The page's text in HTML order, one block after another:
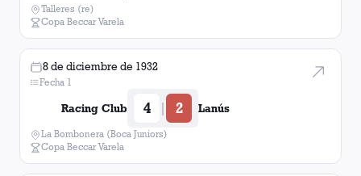
Talleres (re)
Copa Beccar Varela
8 de diciembre de 1932
Fecha 1
Racing Club 4 | 2 Lanús
La Bombonera (Boca Juniors)
Copa Beccar Varela